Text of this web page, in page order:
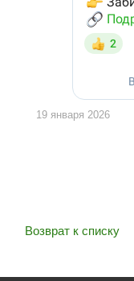
19 января 2026
Возврат к списку